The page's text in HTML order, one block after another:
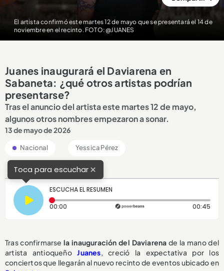
El artista confirmó este martes 12 de mayo que se presentará el 14 de
noviembre en el recinto. FOTO: @JUANES
Juanes inaugurará el Daviarena en
Sabaneta: ¿qué otros artistas podrían
presentarse?
Tras el anuncio del artista este martes 12 de mayo,
algunos otros nombres empezaron a sonar.
13 de mayo de 2026
Nacional Yessica Pérez
Toca para escuchar×
ESCUCHA EL RESUMEN
00:00 Tiempo transcurrido: 0 segundos 00:45
Tras confirmarsela inauguración del Daviarena de la mano del
artista antioqueñoJuanes, creció la expectativa por los
conciertos que llegarán al nuevo recinto de eventos ubicado en